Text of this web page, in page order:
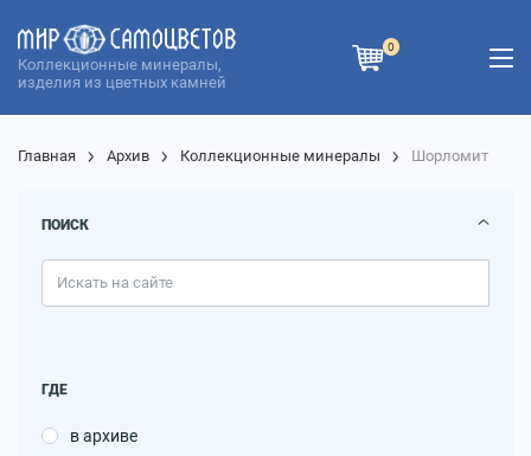
Коллекционные минералы,
изделия из цветных камней
0
Главная Архив Коллекционные минералы Шорломит
ПОИСК
ГДЕ
в архиве